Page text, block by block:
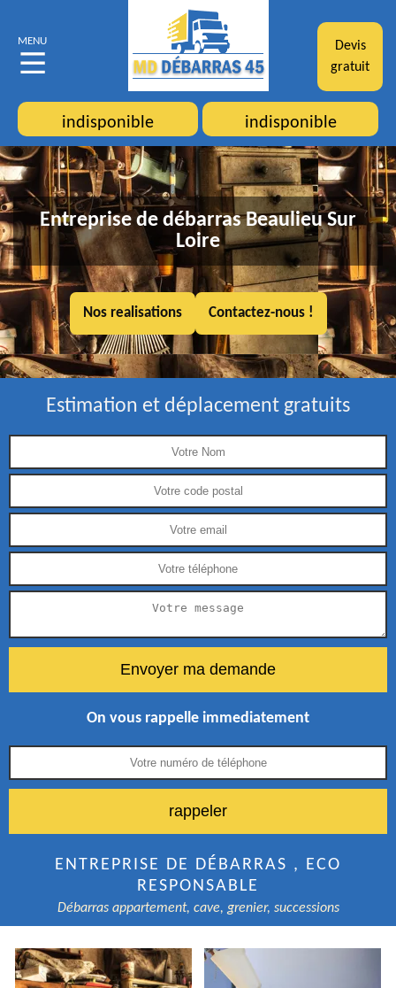
MENU
Devis
gratuit
indisponible indisponible
Entreprise de débarras Beaulieu Sur
Loire
Nos realisations Contactez-nous !
Estimation et déplacement gratuits
On vous rappelle immediatement
ENTREPRISE DE DÉBARRAS , ECO
RESPONSABLE
Débarras appartement, cave, grenier, successions